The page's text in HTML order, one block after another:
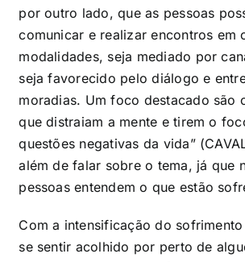
por outro lado, que as pessoas
comunicar e realizar encontros em
modalidades, seja mediado por
seja favorecido pelo diálogo e
moradias. Um foco destacado são
que distraiam a mente e tirem o
questões negativas da vida”
além de falar sobre o tema, já que
pessoas entendem o que estão
Com a intensificação do
se sentir acolhido por perto de